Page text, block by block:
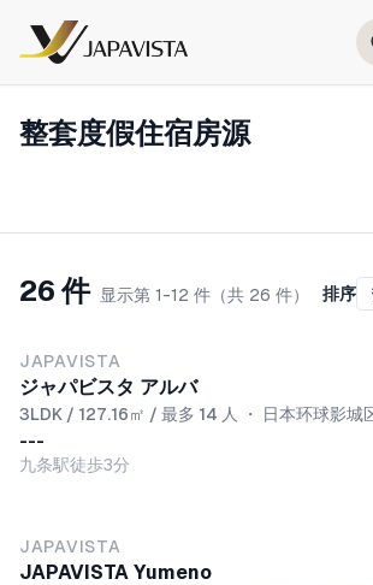
整套度假住宿房源
26 件 显示第 1-12 件（共 26 件） 排序
JAPAVISTA
ジャパビスタ アルバ
3LDK / 127.16㎡ / 最多 14 人 ・
日本环球影城
---
九条駅徒歩3分
JAPAVISTA
JAPAVISTA Yumeno